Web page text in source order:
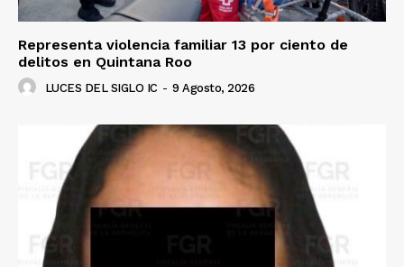
Representa violencia familiar 13 por ciento de
delitos en Quintana Roo
LUCES DEL SIGLO IC - 9 Agosto, 2026